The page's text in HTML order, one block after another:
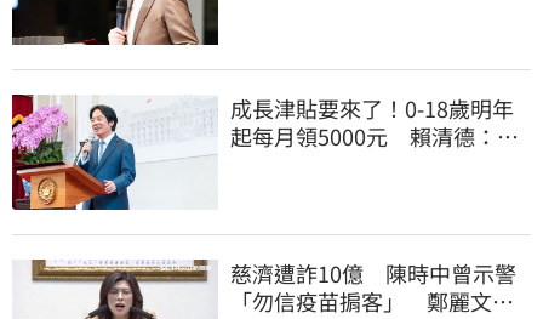
成長津貼要來了！0-18歲明年
起每月領5000元 賴清德：此
慈濟遭詐10億 陳時中曾示警
「勿信疫苗掮客」 鄭麗文